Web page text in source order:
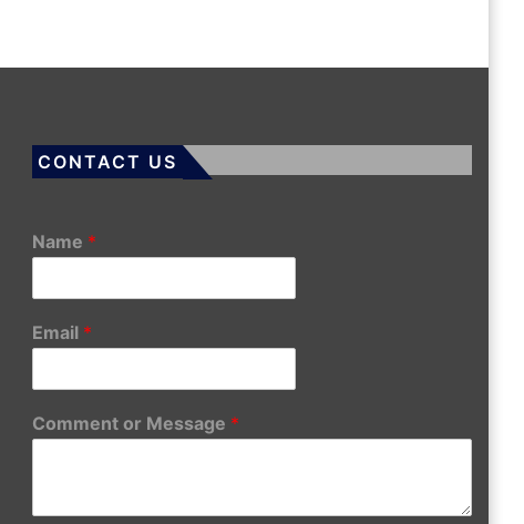
CONTACT US
Name *
Email *
Comment or Message *